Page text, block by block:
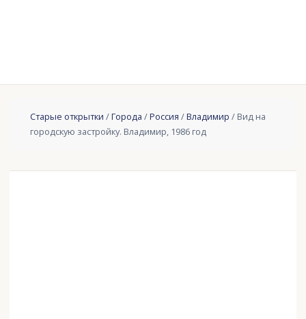
Старые открытки /Города /Россия /Владимир / Вид на
городскую застройку. Владимир, 1986 год